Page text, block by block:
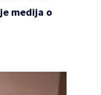
medija o